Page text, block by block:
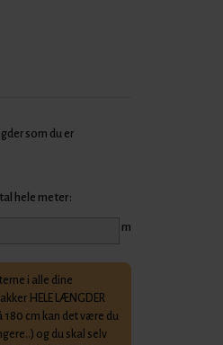
som du er
hele meter:
m
i alle dine
HELE LÆNGDER
180 cm kan det være du
og du skal selv